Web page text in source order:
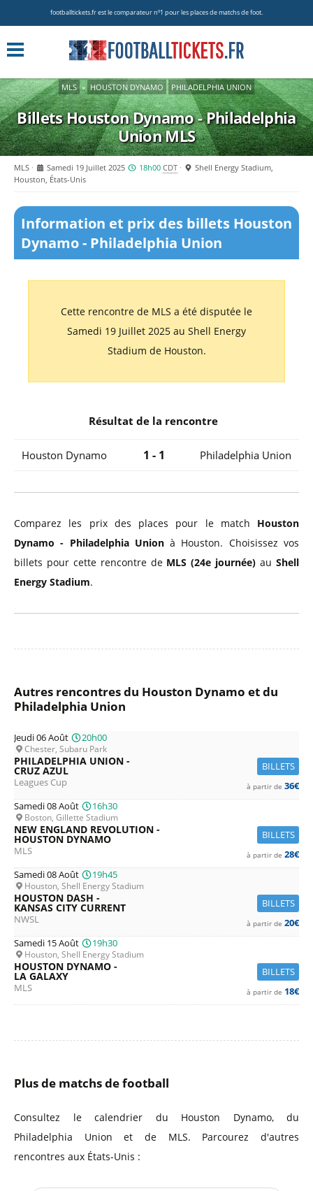
footballtickets.fr est le comparateur nº1 pour les places de matchs de foot.
MLS » HOUSTON DYNAMO PHILADELPHIA UNION
Billets Houston Dynamo - Philadelphia
UnionMLS
MLS Samedi 19 Juillet 2025 18h00 CDT
Shell Energy Stadium,
Houston, États-Unis
Information et prix des billets Houston
Dynamo - Philadelphia Union
Cette rencontre de MLS a été disputée le
Samedi 19 Juillet 2025 au Shell Energy
Stadium de Houston.
Résultat de la rencontre
Houston Dynamo 1 - 1 Philadelphia Union
Comparez les prix des places pour le match Houston
Dynamo - Philadelphia Unionà Houston. Choisissez vos
billets pour cette rencontre de MLS (24e journée) auShell
Energy Stadium.
Autres rencontres du Houston Dynamo et du
Philadelphia Union
Jeudi 06 Août 20h00
Chester, Subaru Park
BILLETS
PHILADELPHIA UNION -
CRUZ AZUL
Leagues Cup à partir de 36€
Samedi 08 Août
16h30
Boston, Gillette Stadium
BILLETS
NEW ENGLAND REVOLUTION -
HOUSTON DYNAMO
MLS à partir de 28€
Samedi 08 Août
19h45
Houston, Shell Energy Stadium
BILLETS
HOUSTON DASH -
KANSAS CITY CURRENT
NWSL à partir de 20€
Samedi 15 Août
19h30
Houston, Shell Energy Stadium
BILLETS
HOUSTON DYNAMO -
LA GALAXY
MLS à partir de 18€
Plus de matchs de football
Consultez le calendrier du Houston Dynamo, du
Philadelphia Union et de MLS. Parcourez d'autres
rencontres aux États-Unis :